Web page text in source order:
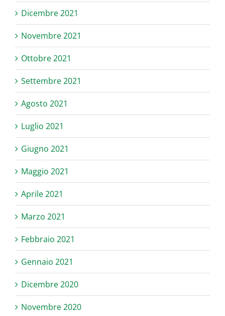
Dicembre 2021
Novembre 2021
Ottobre 2021
Settembre 2021
Agosto 2021
Luglio 2021
Giugno 2021
Maggio 2021
Aprile 2021
Marzo 2021
Febbraio 2021
Gennaio 2021
Dicembre 2020
Novembre 2020